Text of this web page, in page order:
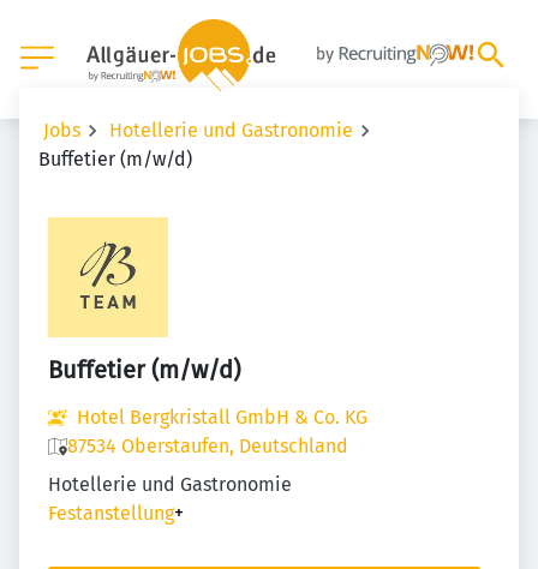
Jobs
Hotellerie und Gastronomie
Buffetier (m/w/d)
Buffetier (m/w/d)
Hotel Bergkristall GmbH & Co. KG
87534 Oberstaufen, Deutschland
Hotellerie und Gastronomie
Festanstellung+